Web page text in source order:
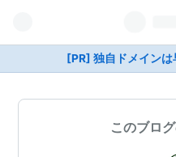
[PR] 独自ドメインは
このブロ